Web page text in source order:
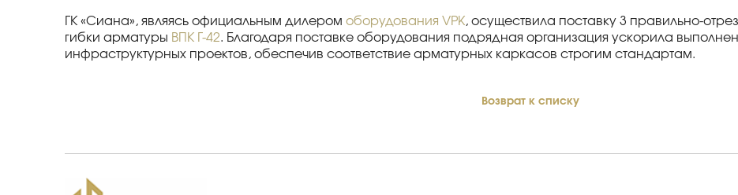
ГК «Сиана», являясь официальным дилером оборудования VPK, осуществила поставку 3 правильно-
гибки арматуры ВПК Г-42. Благодаря поставке оборудования подрядная организация ускорила
инфраструктурных проектов, обеспечив соответствие арматурных каркасов строгим стандартам.
Возврат к списку